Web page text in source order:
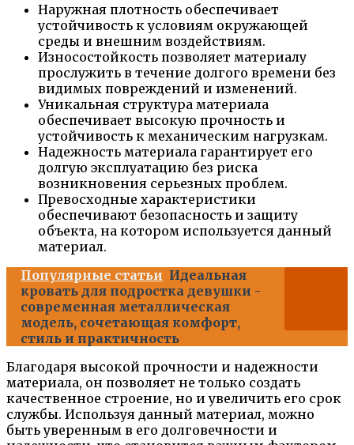
Наружная плотность обеспечивает
устойчивость к условиям окружающей
среды и внешним воздействиям.
Износостойкость позволяет материалу
прослужить в течение долгого времени без
видимых повреждений и изменений.
Уникальная структура материала
обеспечивает высокую прочность и
устойчивость к механическим нагрузкам.
Надежность материала гарантирует его
долгую эксплуатацию без риска
возникновения серьезных проблем.
Превосходные характеристики
обеспечивают безопасность и защиту
объекта, на котором используется данный
материал.
Популярные статьи Идеальная
кровать для подростка девушки -
современная металлическая
модель, сочетающая комфорт,
стиль и практичность
Благодаря высокой прочности и надежности
материала, он позволяет не только создать
качественное строение, но и увеличить его срок
службы. Используя данный материал, можно
быть уверенным в его долговечности и